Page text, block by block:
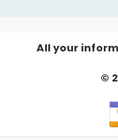
All your
©